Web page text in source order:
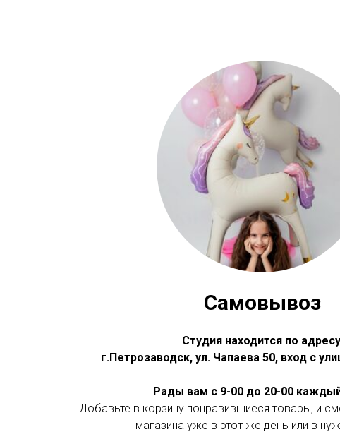
Самовывоз
Студия находится по
г.Петрозаводск, ул. Чапаева 50, вход с
Рады вам с 9-00 до 20-00
Добавьте в корзину понравившиеся товары, и
магазина уже в этот же день или в